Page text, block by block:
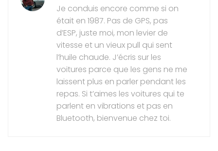
Je conduis encore comme si on
était en 1987. Pas de GPS, pas
d’ESP, juste moi, mon levier de
vitesse et un vieux pull qui sent
l’huile chaude. J’écris sur les
voitures parce que les gens ne me
laissent plus en parler pendant les
repas. Si t’aimes les voitures qui te
parlent en vibrations et pas en
Bluetooth, bienvenue chez toi.